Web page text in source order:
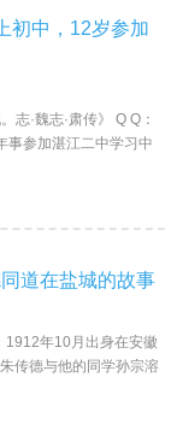
初中，12岁参加
志·魏志·肃传》 Q Q：
事参加湛江二中学习中
道在盐城的故事
1912年10月出身在安徽
传德与他的同学孙宗溶